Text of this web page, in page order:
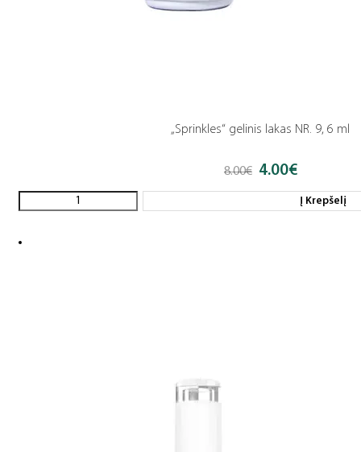
„Sprinkles“ gelinis lakas NR. 9, 6 ml
8.00€ Original
8.00€.
4.00€Current
is:
4.00€.
Į Krepšelį